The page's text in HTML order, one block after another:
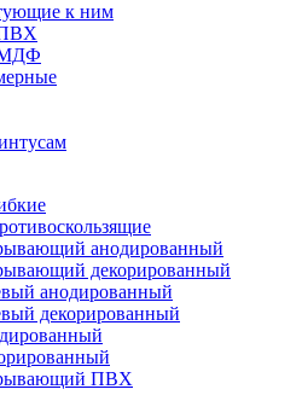
к ним
ПВХ
МДФ
анодированный
декорированный
анодированный
декорированный
ПВХ